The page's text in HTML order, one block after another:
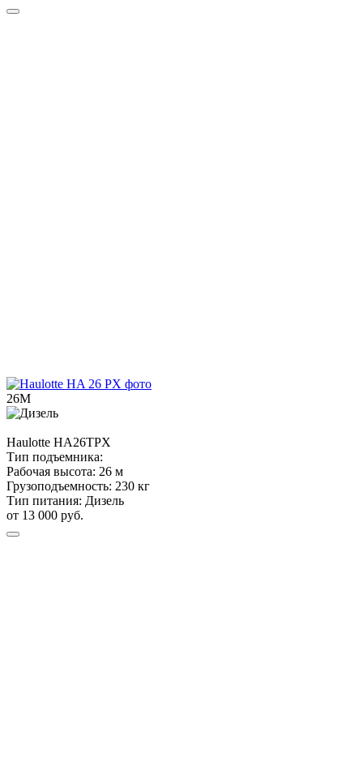
26М
Haulotte HА26TPX
Тип подъемника:
Рабочая высота: 26 м
Грузоподъемность: 230 кг
Тип питания: Дизель
от 13 000 руб.